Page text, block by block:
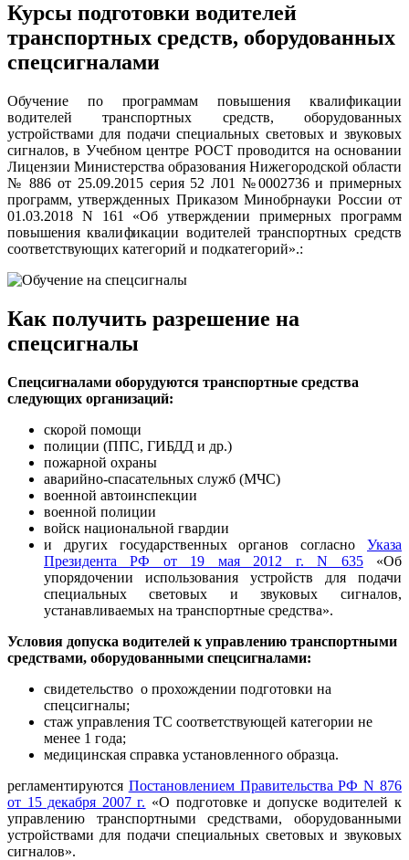
Курсы подготовки водителей
транспортных средств, оборудованных
спецсигналами
Обучение по программам повышения квалификации
водителей транспортных средств, оборудованных
устройствами для подачи специальных световых и звуковых
сигналов, в Учебном центре РОСТ проводится на основании
Лицензии Министерства образования Нижегородской области
№ 886 от 25.09.2015 серия 52 Л01 №0002736 и примерных
программ, утвержденных Приказом Минобрнауки России от
01.03.2018 N 161 «Об утверждении примерных программ
повышения квалификации водителей транспортных средств
соответствующих категорий и подкатегорий».:
Как получить разрешение на
спецсигналы
Спецсигналами оборудуются транспортные средства
следующих организаций:
скорой помощи
полиции (ППС, ГИБДД и др.)
пожарной охраны
аварийно-спасательных служб (МЧС)
военной автоинспекции
военной полиции
войск национальной гвардии
и других государственных органов согласно Указа
Президента РФ от 19 мая 2012 г. N 635«Об
упорядочении использования устройств для подачи
специальных световых и звуковых сигналов,
устанавливаемых на транспортные средства».
Условия допуска водителей к управлению транспортными
средствами, оборудованными спецсигналами:
свидетельство о прохождении подготовки на
спецсигналы;
стаж управления ТС соответствующей категории не
менее 1 года;
медицинская справка установленного образца.
регламентируются Постановлением Правительства РФ N 876
от 15 декабря 2007 г. «О подготовке и допуске водителей к
управлению транспортными средствами, оборудованными
устройствами для подачи специальных световых и звуковых
сигналов».